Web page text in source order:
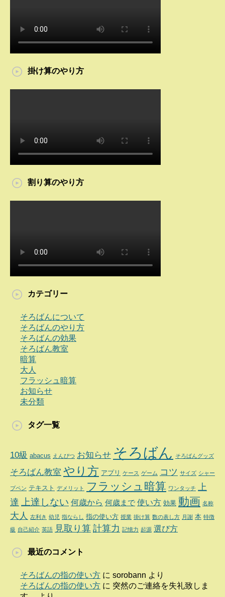
掛け算のやり方
割り算のやり方
カテゴリー
そろばんについて
そろばんのやり方
そろばんの効果
そろばん教室
暗算
大人
フラッシュ暗算
お知らせ
未分類
タグ一覧
10級 abacus えんぴつ お知らせ そろばん そろばんグッズ
そろばん教室 やり方 アプリ ケース ゲーム コツ サイズ シャー
プペン テキスト デメリット フラッシュ暗算 ワンタッチ 上
達 上達しない 何歳から 何歳まで 使い方 効果 動画 名称
大人 左利き 幼児 指ならし 指の使い方 授業 掛け算 数の表し方 月謝 本 特徴
級 自己紹介 英語 見取り算計算力 記憶力 起源 選び方
最近のコメント
そろばんの指の使い方 に sorobann より
そろばんの指の使い方 に 突然のご連絡を失礼致しま